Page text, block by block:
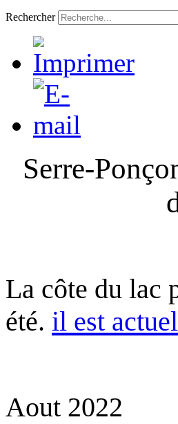
Rechercher
Serre-
La côte du lac
été. il est
Aout 2022